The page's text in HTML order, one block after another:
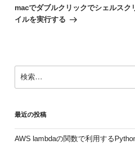
ー
シ
の
投
macでダブルクリックでシェルスク
イルを実行する
索:
最近の投稿
AWS lambdaの関数で利用する